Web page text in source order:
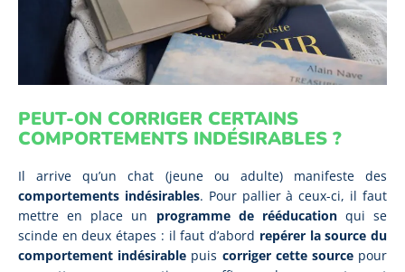
PEUT-ON CORRIGER CERTAINS
COMPORTEMENTS INDÉSIRABLES ?
Il arrive qu’un chat (jeune ou adulte) manifeste des
comportements indésirables. Pour pallier à ceux-ci, il faut
mettre en place un programme de rééducationqui se
scinde en deux étapes : il faut d’abord repérer la source du
comportement indésirable puis corriger cette sourcepour